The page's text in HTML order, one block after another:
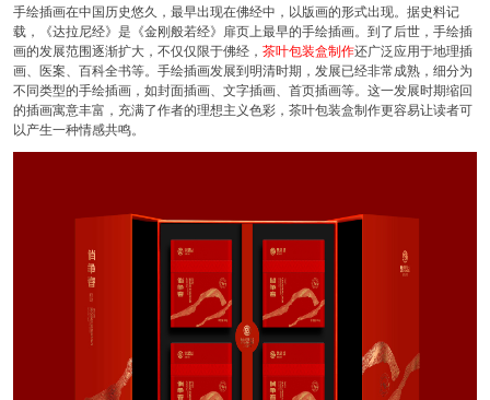
手绘插画在中国历史悠久，最早出现在佛经中，以版画的形式出现。据史料记
载，《达拉尼经》是《金刚般若经》扉页上最早的手绘插画。到了后世，手绘插
画的发展范围逐渐扩大，不仅仅限于佛经， 茶叶包装盒制作还广泛应用于地理插
画、医案、百科全书等。手绘插画发展到明清时期，发展已经非常成熟，细分为
不同类型的手绘插画，如封面插画、文字插画、首页插画等。这一发展时期缩回
的插画寓意丰富，充满了作者的理想主义色彩，茶叶包装盒制作更容易让读者可
以产生一种情感共鸣。